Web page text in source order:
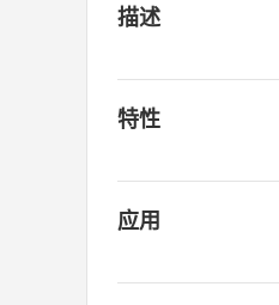
描述
特性
应用